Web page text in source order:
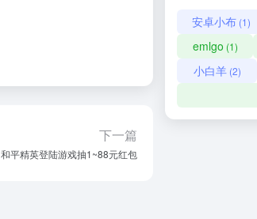
下一篇
和平精英登陆游戏抽1~88元红包
安卓小布(1)
emlgo (1)
小白羊(2)